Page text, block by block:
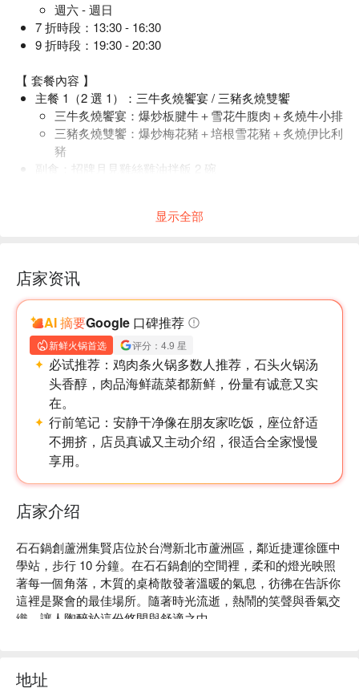
週六 - 週日
7 折時段：13:30 - 16:30
9 折時段：19:30 - 20:30
【 套餐內容 】
主餐 1（2 選 1）：三牛炙燒饗宴 / 三豬炙燒雙饗
三牛炙燒饗宴：爆炒板腱牛＋雪花牛腹肉＋炙燒牛小排
三豬炙燒雙饗：爆炒梅花豬＋培根雪花豬＋炙燒伊比利
豬
副食：招牌月見雞絲雞油拌飯 2 碗
飲品＋飯後甜湯無限暢飲
【 貼心提醒 】
敬請確實填寫用餐人數，為您預留享用美食的用餐空間。
現場保留座位 10 分鐘，若遲到則現場補差額或全額退款。
显示全部
店家资讯
AI 摘要Google 口碑推荐
新鲜火锅首选 评分：4.9 星
必试推荐： 鸡肉条火锅多数人推荐，石头火锅汤
头香醇，肉品海鲜蔬菜都新鲜，份量有诚意又实
在。
行前笔记： 安静干净像在朋友家吃饭，座位舒适
不拥挤，店员真诚又主动介绍，很适合全家慢慢
享用。
店家介绍
石石鍋創蘆洲集賢店位於台灣新北市蘆洲區，鄰近捷運徐匯中
學站，步行 10 分鐘。在石石鍋創的空間裡，柔和的燈光映照
著每一個角落，木質的桌椅散發著溫暖的氣息，彷彿在告訴你
這裡是聚會的最佳場所。隨著時光流逝，熱鬧的笑聲與香氣交
織，讓人陶醉於這份悠閒與舒適之中。
松阪豬烏骨雞鍋這些精選料理，成為了提升聚會或用餐體驗的
地址